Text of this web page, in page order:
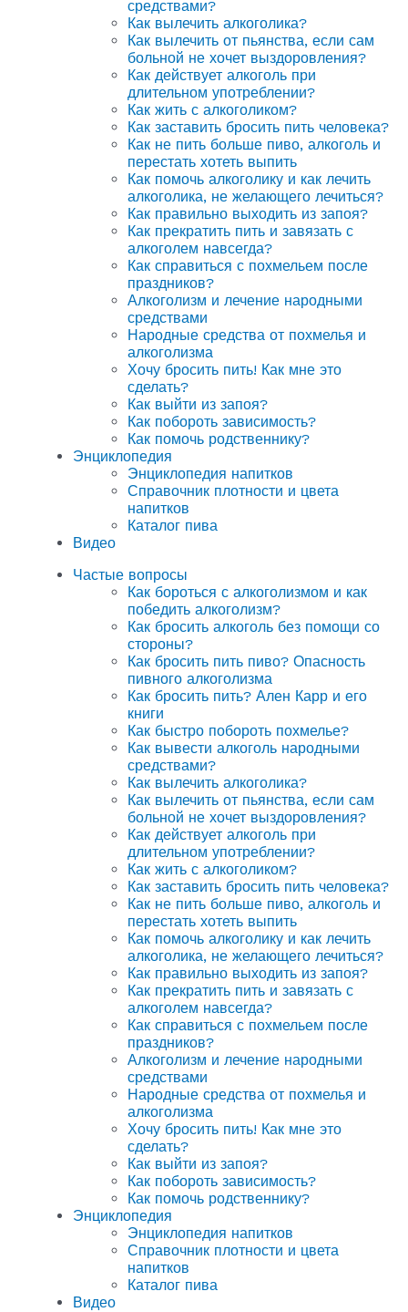
средствами?
Как вылечить алкоголика?
Как вылечить от пьянства, если сам
больной не хочет выздоровления?
Как действует алкоголь при
длительном употреблении?
Как жить с алкоголиком?
Как заставить бросить пить человека?
Как не пить больше пиво, алкоголь и
перестать хотеть выпить
Как помочь алкоголику и как лечить
алкоголика, не желающего лечиться?
Как правильно выходить из запоя?
Как прекратить пить и завязать с
алкоголем навсегда?
Как справиться с похмельем после
праздников?
Алкоголизм и лечение народными
средствами
Народные средства от похмелья и
алкоголизма
Хочу бросить пить! Как мне это
сделать?
Как выйти из запоя?
Как побороть зависимость?
Как помочь родственнику?
Энциклопедия
Энциклопедия напитков
Справочник плотности и цвета
напитков
Каталог пива
Видео
Частые вопросы
Как бороться с алкоголизмом и как
победить алкоголизм?
Как бросить алкоголь без помощи со
стороны?
Как бросить пить пиво? Опасность
пивного алкоголизма
Как бросить пить? Ален Карр и его
книги
Как быстро побороть похмелье?
Как вывести алкоголь народными
средствами?
Как вылечить алкоголика?
Как вылечить от пьянства, если сам
больной не хочет выздоровления?
Как действует алкоголь при
длительном употреблении?
Как жить с алкоголиком?
Как заставить бросить пить человека?
Как не пить больше пиво, алкоголь и
перестать хотеть выпить
Как помочь алкоголику и как лечить
алкоголика, не желающего лечиться?
Как правильно выходить из запоя?
Как прекратить пить и завязать с
алкоголем навсегда?
Как справиться с похмельем после
праздников?
Алкоголизм и лечение народными
средствами
Народные средства от похмелья и
алкоголизма
Хочу бросить пить! Как мне это
сделать?
Как выйти из запоя?
Как побороть зависимость?
Как помочь родственнику?
Энциклопедия
Энциклопедия напитков
Справочник плотности и цвета
напитков
Каталог пива
Видео